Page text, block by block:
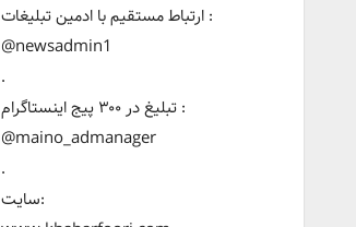
ارتباط مستقیم با ادمین تبلیغات :
@newsadmin1
.
تبلیغ در ۳۰۰ پیج اینستاگرام :
@maino_admanager
.
سایت: